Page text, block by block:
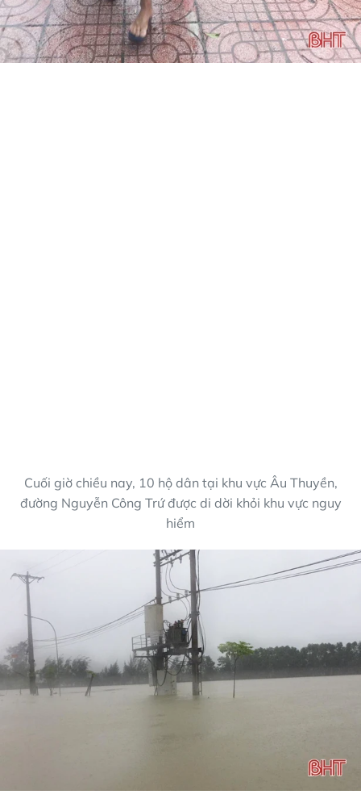
Cuối giờ chiều nay, 10 hộ dân tại khu vực Âu Thuyền,
đường Nguyễn Công Trứ được di dời khỏi khu vực nguy
hiểm